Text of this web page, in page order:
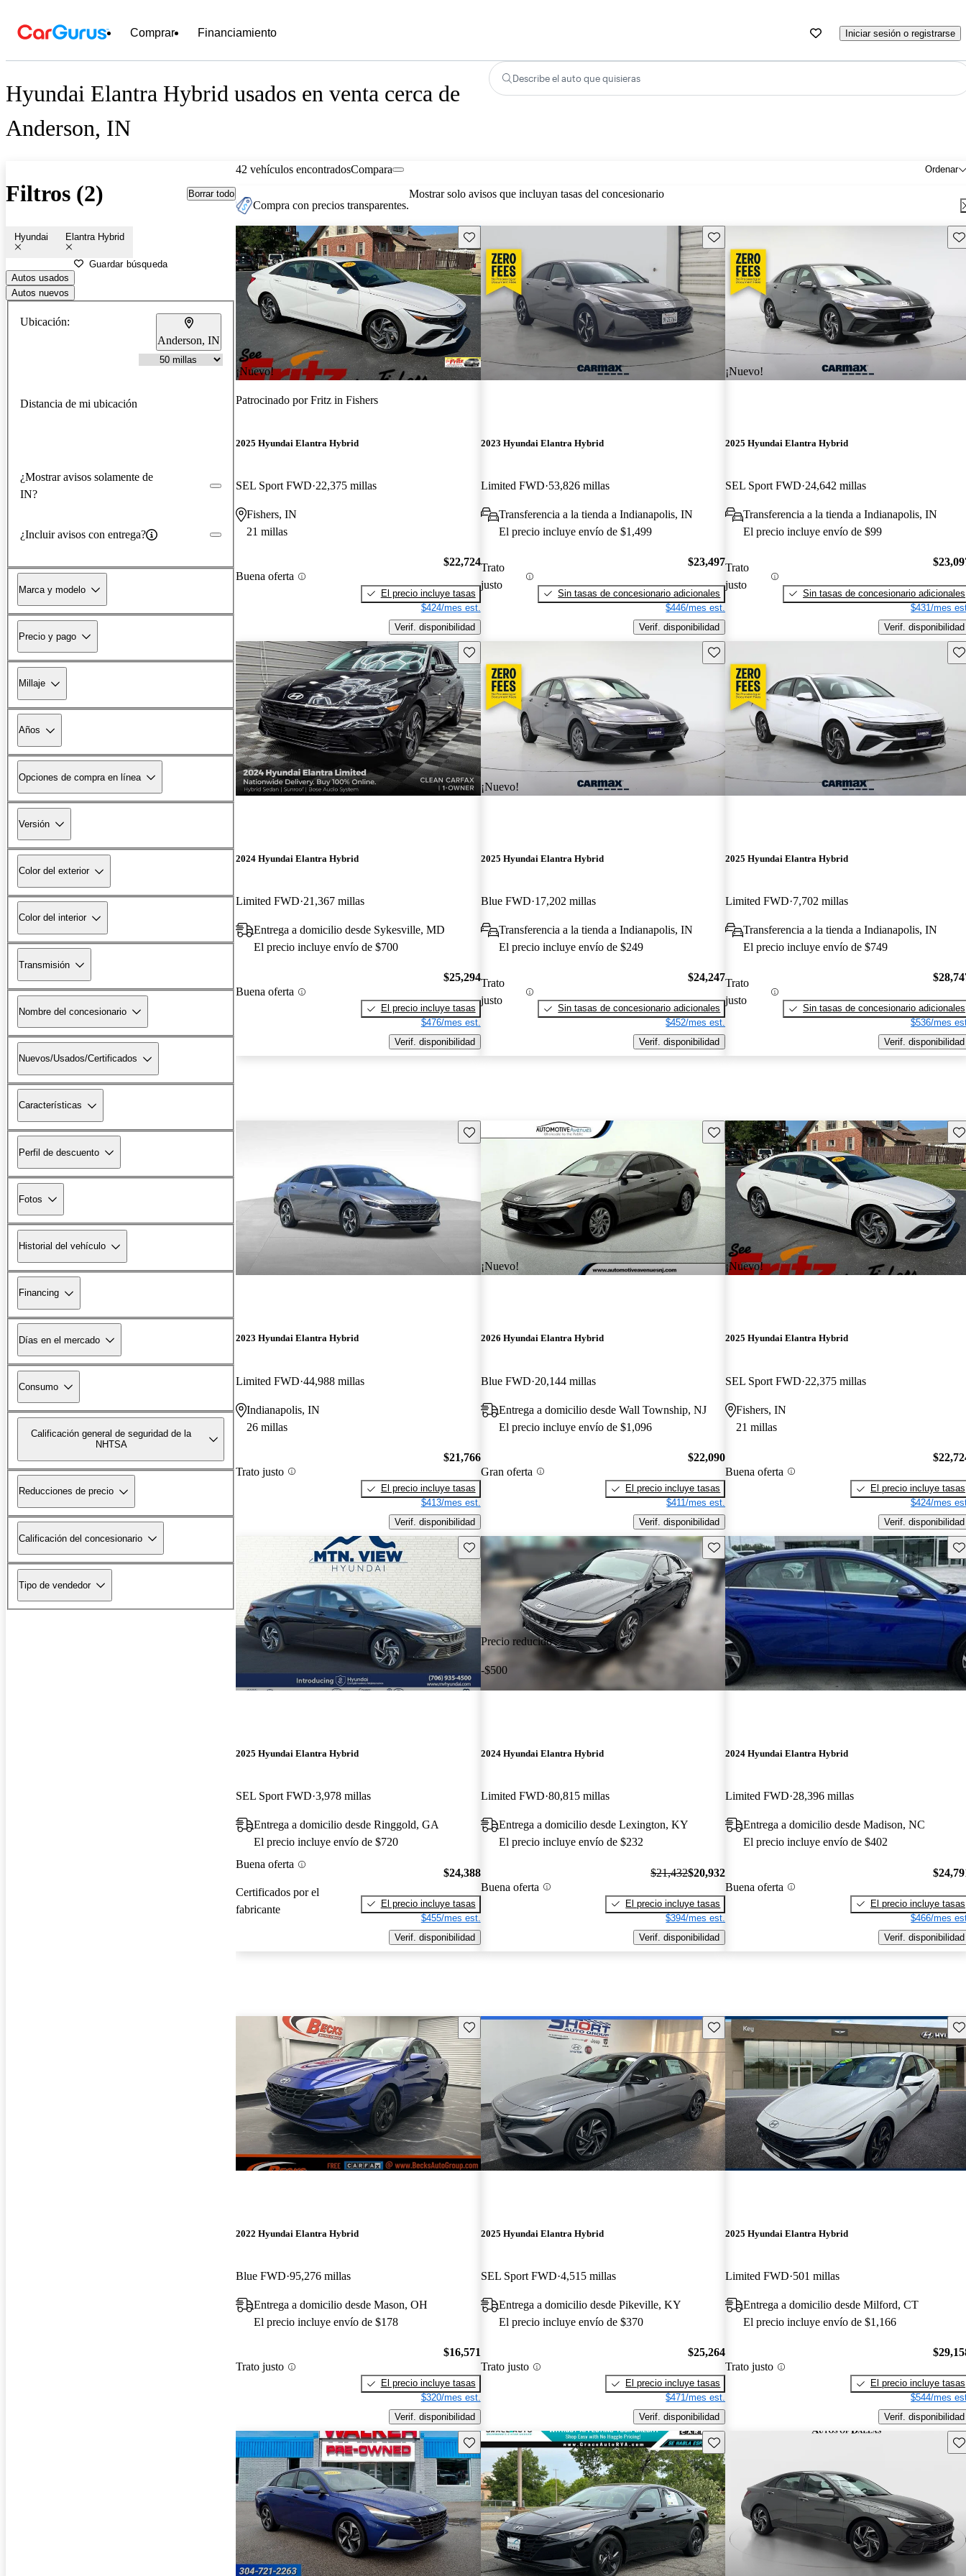
Comprar Financiamiento Iniciar sesión o registrarse
Hyundai Elantra Hybrid usados en venta cerca de
Anderson, IN
Describe el auto que quisieras
Filtros (2) Borrar todo
Hyundai Elantra Hybrid
Guardar búsqueda
Autos usados
Autos nuevos
Ubicación:
Anderson, IN
Distancia de mi ubicación
¿Mostrar avisos solamente de
IN?
¿Incluir avisos con entrega?
Marca y modelo
Precio y pago
Millaje
Años
Opciones de compra en línea
Versión
Color del exterior
Color del interior
Transmisión
Nombre del concesionario
Nuevos/Usados/Certificados
Características
Perfil de descuento
Fotos
Historial del vehículo
Financing
Días en el mercado
Consumo
Calificación general de seguridad de la
NHTSA
Reducciones de precio
Calificación del concesionario
Tipo de vendedor
42 vehículos encontrados Ordenar
Compara
Compra con precios transparentes.
Mostrar solo avisos que incluyan tasas del concesionario
¡Nuevo!
Guarda este Aviso
Patrocinado porFritz in Fishers
2025 Hyundai Elantra Hybrid
SEL Sport FWD 22,375 millas
Fishers, IN
21 millas
Buena oferta
$22,724
El precio incluye tasas
$424/mes est.
Verif. disponibilidad
Guarda este Aviso
2023 Hyundai Elantra Hybrid
Limited FWD 53,826 millas
Transferencia a la tienda a Indianapolis, IN
El precio incluye envío de $1,499
Trato
justo
$23,497
Sin tasas de concesionario adicionales
$446/mes est.
Verif. disponibilidad
¡Nuevo!
2025 Hyundai Elantra Hybrid
SEL Sport FWD 24,642 millas
Transferencia a la tienda a Indianapolis, IN
El precio incluye envío de $99
Trato
justo
Sin tasas de concesionario adicionales
$431/mes
Verif. disponibilidad
Guarda este Aviso
2024 Hyundai Elantra Hybrid
Limited FWD 21,367 millas
Entrega a domicilio desde Sykesville, MD
El precio incluye envío de $700
Buena oferta
$25,294
El precio incluye tasas
$476/mes est.
Verif. disponibilidad
¡Nuevo!
Guarda este Aviso
2025 Hyundai Elantra Hybrid
Blue FWD 17,202 millas
Transferencia a la tienda a Indianapolis, IN
El precio incluye envío de $249
Trato
justo
$24,247
Sin tasas de concesionario adicionales
$452/mes est.
Verif. disponibilidad
2025 Hyundai Elantra Hybrid
Limited FWD 7,702 millas
Transferencia a la tienda a Indianapolis, IN
El precio incluye envío de $749
Trato
justo
Sin tasas de concesionario adicionales
$536/mes
Verif. disponibilidad
Guarda este Aviso
2023 Hyundai Elantra Hybrid
Limited FWD 44,988 millas
Indianapolis, IN
26 millas
Trato justo
$21,766
El precio incluye tasas
$413/mes est.
Verif. disponibilidad
¡Nuevo!
Guarda este Aviso
2026 Hyundai Elantra Hybrid
Blue FWD 20,144 millas
Entrega a domicilio desde Wall Township, NJ
El precio incluye envío de $1,096
Gran oferta
$22,090
El precio incluye tasas
$411/mes est.
Verif. disponibilidad
¡Nuevo!
2025 Hyundai Elantra Hybrid
SEL Sport FWD 22,375 millas
Fishers, IN
21 millas
Buena oferta
El precio incluye tasas
$424/mes
Verif. disponibilidad
Guarda este Aviso
2025 Hyundai Elantra Hybrid
SEL Sport FWD 3,978 millas
Entrega a domicilio desde Ringgold, GA
El precio incluye envío de $720
Buena oferta
Certificados por el
fabricante
$24,388
El precio incluye tasas
$455/mes est.
Verif. disponibilidad
Precio reducido
-$500
Guarda este Aviso
2024 Hyundai Elantra Hybrid
Limited FWD 80,815 millas
Entrega a domicilio desde Lexington, KY
El precio incluye envío de $232
Buena oferta
$21,432$20,932
El precio incluye tasas
$394/mes est.
Verif. disponibilidad
2024 Hyundai Elantra Hybrid
Limited FWD 28,396 millas
Entrega a domicilio desde Madison, NC
El precio incluye envío de $402
Buena oferta
El precio incluye tasas
$466/mes
Verif. disponibilidad
Guarda este Aviso
2022 Hyundai Elantra Hybrid
Blue FWD 95,276 millas
Entrega a domicilio desde Mason, OH
El precio incluye envío de $178
Trato justo
$16,571
El precio incluye tasas
$320/mes est.
Verif. disponibilidad
Guarda este Aviso
2025 Hyundai Elantra Hybrid
SEL Sport FWD 4,515 millas
Entrega a domicilio desde Pikeville, KY
El precio incluye envío de $370
Trato justo
$25,264
El precio incluye tasas
$471/mes est.
Verif. disponibilidad
2025 Hyundai Elantra Hybrid
Limited FWD 501 millas
Entrega a domicilio desde Milford, CT
El precio incluye envío de $1,166
Trato justo
El precio incluye tasas
$544/mes
Verif. disponibilidad
Guarda este Aviso Guarda este Aviso